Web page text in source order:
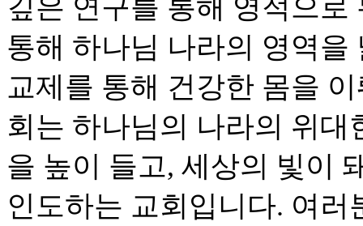
깊은 연구를 통해 영적으
통해 하나님 나라의 영역
교제를 통해 건강한 몸을
회는 하나님의 나라의 위
을 높이 들고, 세상의 빛이
인도하는 교회입니다. 여